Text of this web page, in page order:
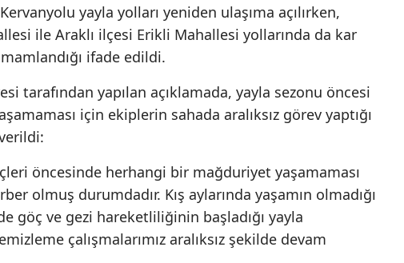
Kars
Kayseri
Kırklareli
Kocaeli
yayla yolları yeniden ulaşıma açılırken,
ile Araklı ilçesi Erikli Mahallesi yollarında da kar
ifade edildi.
tarafından yapılan açıklamada, yayla sezonu öncesi
için ekiplerin sahada aralıksız görev yaptığı
öncesinde herhangi bir mağduriyet yaşamaması
olmuş durumdadır. Kış aylarında yaşamın olmadığı
göç ve gezi hareketliliğinin başladığı yayla
çalışmalarımız aralıksız şekilde devam